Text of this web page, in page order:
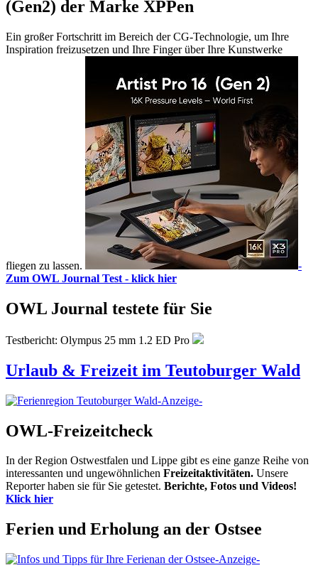
(Gen2) der Marke XPPen
Ein großer Fortschritt im Bereich der CG-Technologie, um Ihre
Inspiration freizusetzen und Ihre Finger über Ihre Kunstwerke
fliegen zu lassen.
-
Zum OWL Journal Test - klick hier
OWL Journal testete für Sie
Testbericht: Olympus 25 mm 1.2 ED Pro
Urlaub & Freizeit im Teutoburger Wald
-Anzeige-
OWL-Freizeitcheck
In der Region Ostwestfalen und Lippe gibt es eine ganze Reihe von
interessanten und ungewöhnlichen Freizeitaktivitäten. Unsere
Reporter haben sie für Sie getestet. Berichte, Fotos und Videos!
Klick hier
Ferien und Erholung an der Ostsee
-Anzeige-